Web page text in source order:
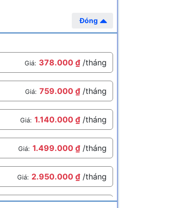
Đóng
Giá: 378.000 ₫ /tháng
Giá: 759.000 ₫ /tháng
Giá: 1.140.000 ₫ /tháng
Giá: 1.499.000 ₫ /tháng
Giá: 2.950.000 ₫ /tháng